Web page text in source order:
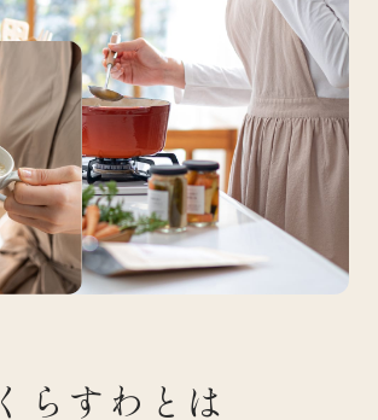
くらすわとは